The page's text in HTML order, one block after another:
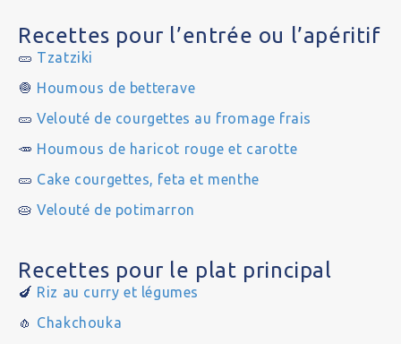
Recettes pour l’entrée ou l’apéritif
🥒 Tzatziki
🧅 Houmous de betterave
🥒Velouté de courgettes au fromage frais
🥕 Houmous de haricot rouge et carotte
🥒 Cake courgettes, feta et menthe
🥧Velouté de potimarron
Recettes pour le plat principal
🍆 Riz au curry et légumes
🧄 Chakchouka